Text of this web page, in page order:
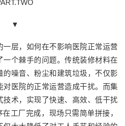
▼
层，如何在不影响医院正常运营
个棘手的问题。传统装修材料在
噪音、粉尘和建筑垃圾，不仅影
对医院的正常运营造成干扰。而集
技术，实现了快速、高效、低干扰
工厂完成，现场只需简单拼接，